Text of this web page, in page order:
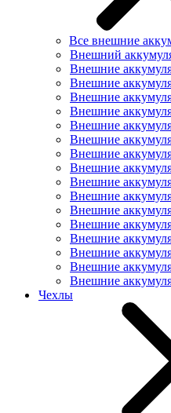
Все внешние
Внешний
Внешние
Внешние
Внешние
Внешние
Внешние
Внешние
Внешние
Внешние
Внешние
Внешние
Внешние
Внешние
Внешние
Внешние
Внешние
Внешние
Чехлы